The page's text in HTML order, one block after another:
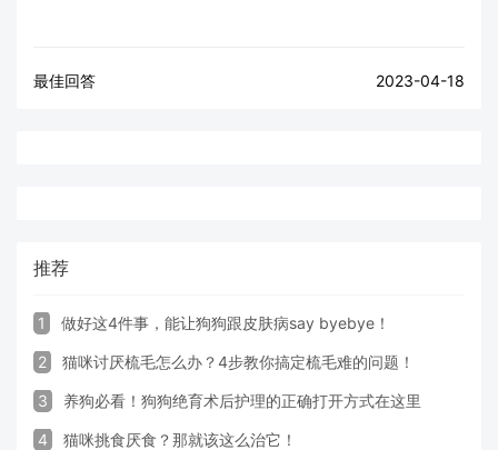
最佳回答 2023-04-18
推荐
1 做好这4件事，能让狗狗跟皮肤病say byebye！
2 猫咪讨厌梳毛怎么办？4步教你搞定梳毛难的问题！
3 养狗必看！狗狗绝育术后护理的正确打开方式在这里
4 猫咪挑食厌食？那就该这么治它！